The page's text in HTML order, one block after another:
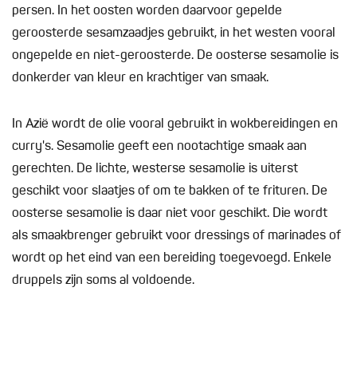
persen. In het oosten worden daarvoor gepelde
geroosterde sesamzaadjes gebruikt, in het westen vooral
ongepelde en niet-geroosterde. De oosterse sesamolie is
donkerder van kleur en krachtiger van smaak.
In Azië wordt de olie vooral gebruikt in wokbereidingen en
curry's. Sesamolie geeft een nootachtige smaak aan
gerechten. De lichte, westerse sesamolie is uiterst
geschikt voor slaatjes of om te bakken of te frituren. De
oosterse sesamolie is daar niet voor geschikt. Die wordt
als smaakbrenger gebruikt voor dressings of marinades of
wordt op het eind van een bereiding toegevoegd. Enkele
druppels zijn soms al voldoende.